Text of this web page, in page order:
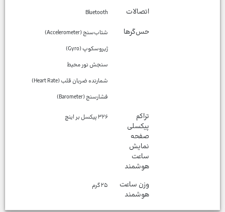
اتصالات Bluetooth
حس‌گرها
فشارسنج (Barometer)
تراکم
پیکسلی
صفحه
نمایش
ساعت
هوشمند
۳۲۶ پیکسل بر اینچ
وزن ساعت
هوشمند
۲۵ گرم